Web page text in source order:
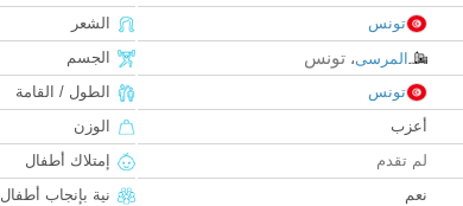
تونس
المرسى، تونس
تونس
أعزب
لم تقدم
نعم
الشعر
الجسم
الطول / القامة
الوزن
إمتلاك أطفال
نية بإنجاب أطفال